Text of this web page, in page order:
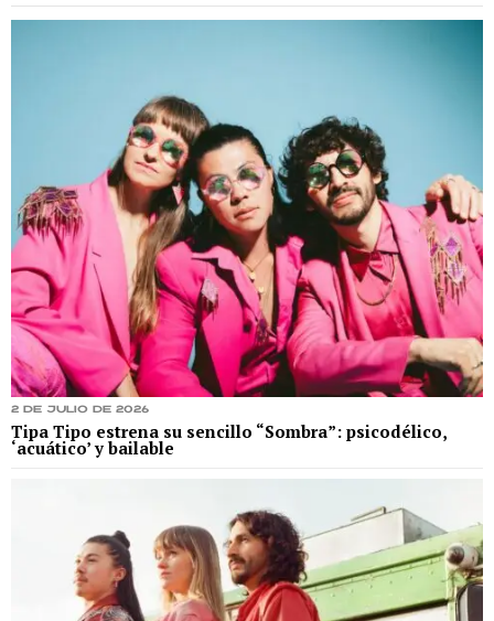
2 de julio de 2026
Tipa Tipo estrena su sencillo “Sombra”: psicodélico,
‘acuático’ y bailable